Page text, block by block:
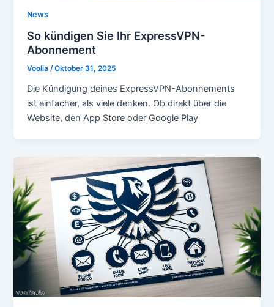
News
So kündigen Sie Ihr ExpressVPN-
Abonnement
Voolia/Oktober 31, 2025
Die Kündigung deines ExpressVPN-Abonnements
ist einfacher, als viele denken. Ob direkt über die
Website, den App Store oder Google Play